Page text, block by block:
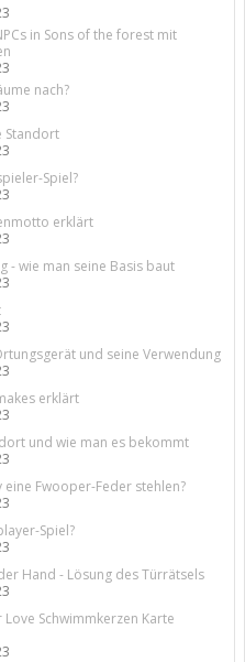
in Sons of the forest mit
nach?
Standort
Spiel?
erklärt
- wie man seine Basis baut
und seine Verwendung
erklärt
und wie man es bekommt
Fwooper-Feder stehlen?
Spiel?
Hand - Lösung des Türrätsels
Schwimmkerzen Karte